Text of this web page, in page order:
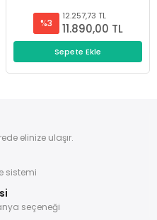
%3
12.257,73 TL
11.890,00 TL
Sepete Ekle
elinize ulaşır.
sistemi
seçeneği